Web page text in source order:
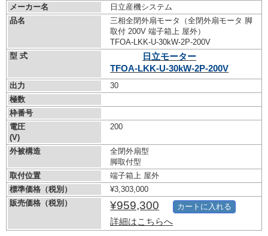
メーカー名
日立産機システム
品名
三相全閉外扇モータ（全閉外扇モータ 脚
取付 200V 端子箱上 屋外）
TFOA-LKK-U-30kW-2P-200V
型 式
日立モーター
TFOA-LKK-U-30kW-2P-200V
出力
30
極数
枠番号
電圧
(V)
200
外被構造
全閉外扇型
脚取付型
取付位置
端子箱上 屋外
標準価格（税別）
¥3,303,000
販売価格（税別）
¥959,300
詳細はこちらへ
カートに入れる